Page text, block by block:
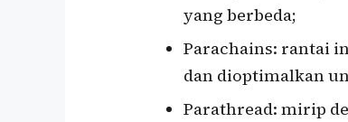
yang berbeda;
Parachains: rantai
dan dioptimalkan
Parathread: mirip